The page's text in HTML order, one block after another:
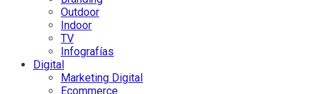
Outdoor
Indoor
TV
Infografías
Digital
Marketing Digital
Ecommerce